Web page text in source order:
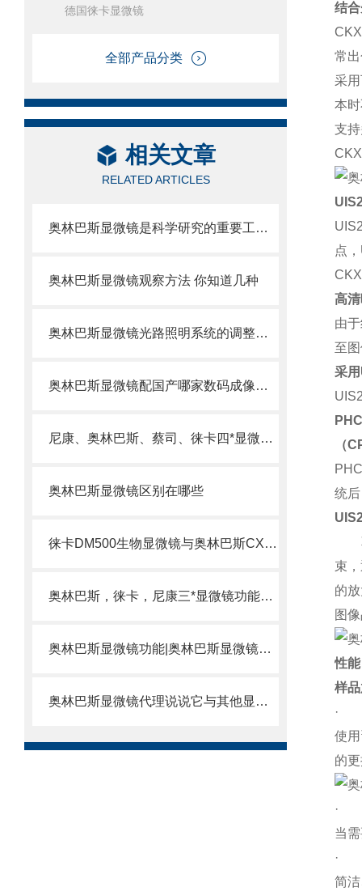
德国徕卡显微镜
全部产品分类
相关文章
RELATED ARTICLES
奥林巴斯显微镜是科学研究的重要工具之一
奥林巴斯显微镜观察方法 你知道几种
奥林巴斯显微镜光路照明系统的调整有4项内容
奥林巴斯显微镜配国产哪家数码成像系统、数码相机好呢
尼康、奥林巴斯、蔡司、徕卡四*显微镜功能对比
奥林巴斯显微镜区别在哪些
徕卡DM500生物显微镜与奥林巴斯CX23生物显微镜比较好
奥林巴斯，徕卡，尼康三*显微镜功能及品牌哪个好
奥林巴斯显微镜功能|奥林巴斯显微镜区别
奥林巴斯显微镜代理说说它与其他显微镜的区别
结
常
采
本
支
点
高
由
至
采
PHC
（
统
革
束
的
图
性能
样
使
的
当
简